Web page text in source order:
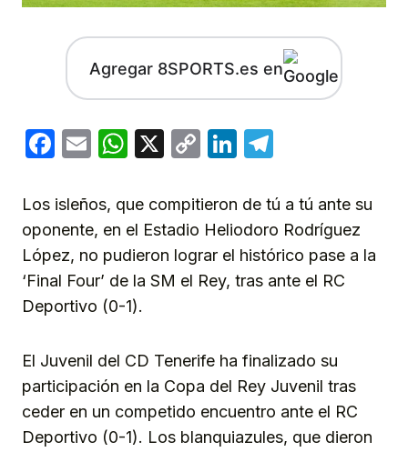
Agregar 8SPORTS.es en
Facebook
EmailWhatsApp
X
CopyLinkedIn
Los isleños, que compitieron de tú a tú ante su
oponente, en el Estadio Heliodoro Rodríguez
López, no pudieron lograr el histórico pase a la
‘Final Four’ de la SM el Rey, tras ante el RC
Deportivo (0-1).
El Juvenil del CD Tenerife ha finalizado su
participación en la Copa del Rey Juvenil tras
ceder en un competido encuentro ante el RC
Deportivo (0-1). Los blanquiazules, que dieron